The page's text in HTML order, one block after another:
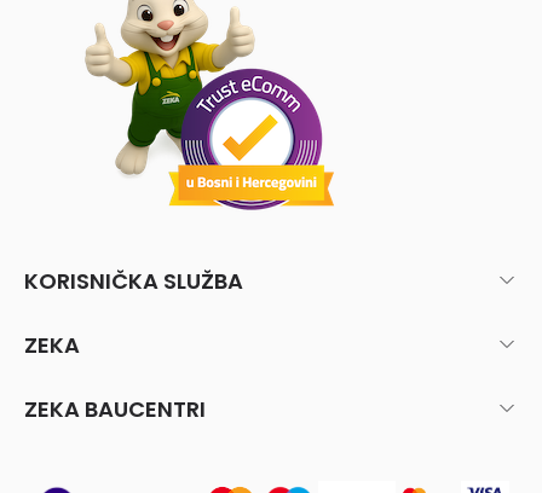
KORISNIČKA SLUŽBA
ZEKA
ZEKA BAUCENTRI